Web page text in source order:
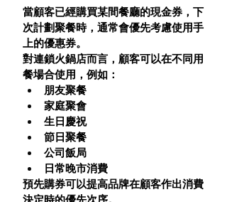
當顧客已經購買某間餐廳的現金券，下
次計劃聚餐時，通常會優先考慮使用手
上的優惠券。
對連鎖火鍋店而言，顧客可以在不同用
餐場合使用，例如：
朋友聚餐
家庭聚會
生日慶祝
節日聚餐
公司飯局
日常晚市消費
預先購券可以提高品牌在顧客作出消費
決定時的優先次序。